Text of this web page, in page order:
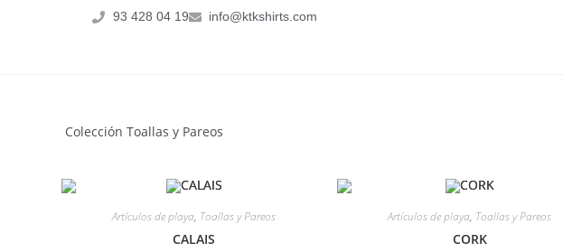
93 428 04 19 info@ktkshirts.com
Colección Toallas y Pareos
Artículos de playa, Toallas y Pareos
CALAIS
Artículos de playa, Toallas y Pareos
CORK